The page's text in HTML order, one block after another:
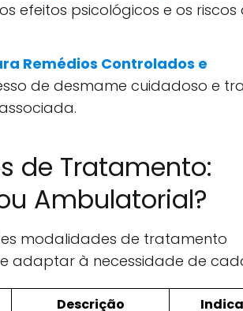
efeitos psicológicos e os riscos
Remédios Controlados e
de desmame cuidadoso e
de Tratamento:
Ambulatorial?
modalidades de tratamento
adaptar à necessidade de
Descrição